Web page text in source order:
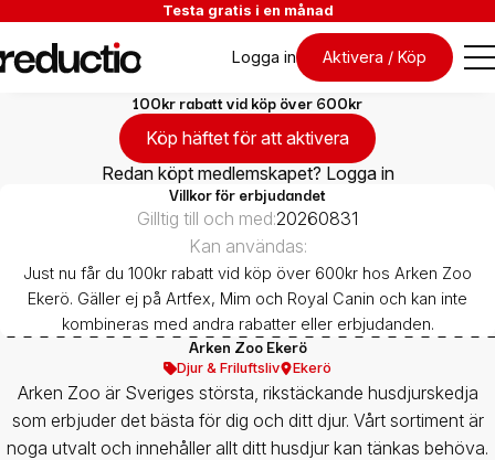
Testa gratis i en månad
Logga in Aktivera / Köp
100kr rabatt vid köp över 600kr
Köp häftet för att aktivera
Redan köpt medlemskapet? Logga in
Villkor för erbjudandet
Gilltig till och med:20260831
Kan användas:
Just nu får du 100kr rabatt vid köp över 600kr hos Arken Zoo
Ekerö. Gäller ej på Artfex, Mim och Royal Canin och kan inte
kombineras med andra rabatter eller erbjudanden.
Arken Zoo Ekerö
Djur & Friluftsliv Ekerö
Arken Zoo är Sveriges största, rikstäckande husdjurskedja
som erbjuder det bästa för dig och ditt djur. Vårt sortiment är
noga utvalt och innehåller allt ditt husdjur kan tänkas behöva.